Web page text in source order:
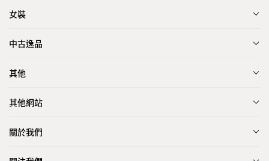
女裝
中古逸品
其他
其他網站
關於我們